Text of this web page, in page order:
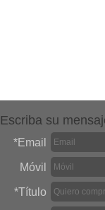
Escriba su
*Email
Móvil
*Título